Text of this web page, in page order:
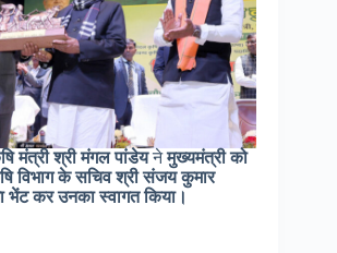
मंत्री श्री मंगल पांडेयनेमुख्यमंत्री को
विभाग के सचिव श्री संजय कुमार
भेंट कर उनका स्वागत किया।